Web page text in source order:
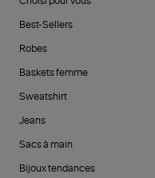
Best-Sellers
Robes
Baskets femme
Sweatshirt
Jeans
Sacs à main
Bijoux tendances